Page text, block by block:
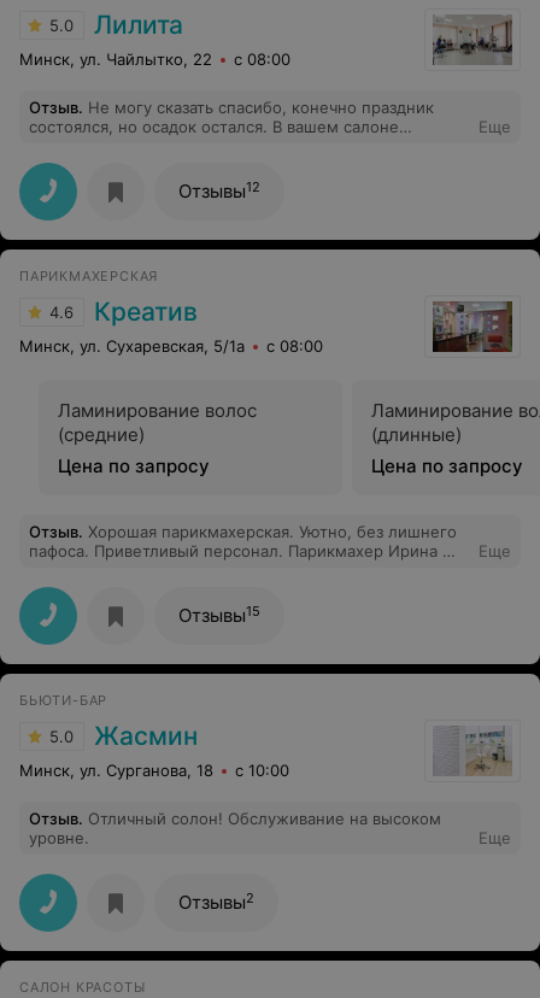
5.0 Лилита
Минск, ул. Чайлытко, 22 с 08:00
Отзыв. Не могу сказать спасибо, конечно праздник
состоялся, но осадок остался. В вашем салоне
08.08.2015. Прическу мастер Татьяна Оскирко
повторила по представленной фотографии и украсила
красиво, но шпильки сыпались с головы невесты как
дождь. Соответственно, прическа медленно, но верно
к ЗАГСу и , тем более к кафе, об ползла Отдельно про
жара не первый день стояла, а вы, стесняюсь
напомнить, САЛОН, а не группа девочек. Накрасили
хорошо, но во время первой же фото сессии макияж
поплыл, а потом ЗАГС, вторая фото сессия..... мастер
ли не умеет фиксировать прическу/макияж или
отвечающей за качество НЕТ. Р.S. на Шаранговича в
парикмахерской мне сделали прическу со шпильками,
ради скажу, хуже чем Татьяна Оскирко),но ничто не
Еще
Отзывы12
ПАРИКМАХЕРСКАЯ
4.6 Креатив
Минск, ул. Сухаревская, 5/1а с 08:00
Ламинирование волос
(средние)
Цена по запросу
Ламинирование
(длинные)
Цена по запросу
Отзыв. Хорошая парикмахерская. Уютно, без лишнего
пафоса. Приветливый персонал. Парикмахер Ирина —
Цены очень приятные.
Еще
Отзывы15
БЬЮТИ-БАР
5.0 Жасмин
Минск, ул. Сурганова, 18 с 10:00
Отзыв. Отличный солон! Обслуживание на высоком
уровне.
Еще
Отзывы2
САЛОН КРАСОТЫ